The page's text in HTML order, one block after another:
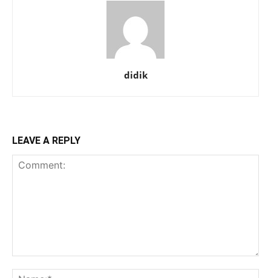
didik
LEAVE A REPLY